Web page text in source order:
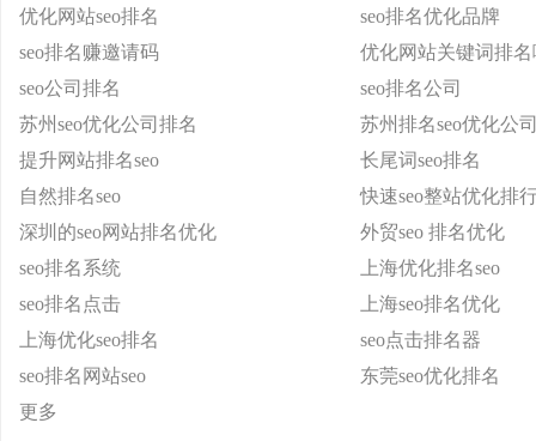
优化网站seo排名
seo排名优化品牌
seo排名赚邀请码
优化网站关键词排
seo公司排名
seo排名公司
苏州seo优化公司排名
苏州排名seo优化公
提升网站排名seo
长尾词seo排名
自然排名seo
快速seo整站优化排
深圳的seo网站排名优化
外贸seo 排名优化
seo排名系统
上海优化排名seo
seo排名点击
上海seo排名优化
上海优化seo排名
seo点击排名器
seo排名网站seo
东莞seo优化排名
更多